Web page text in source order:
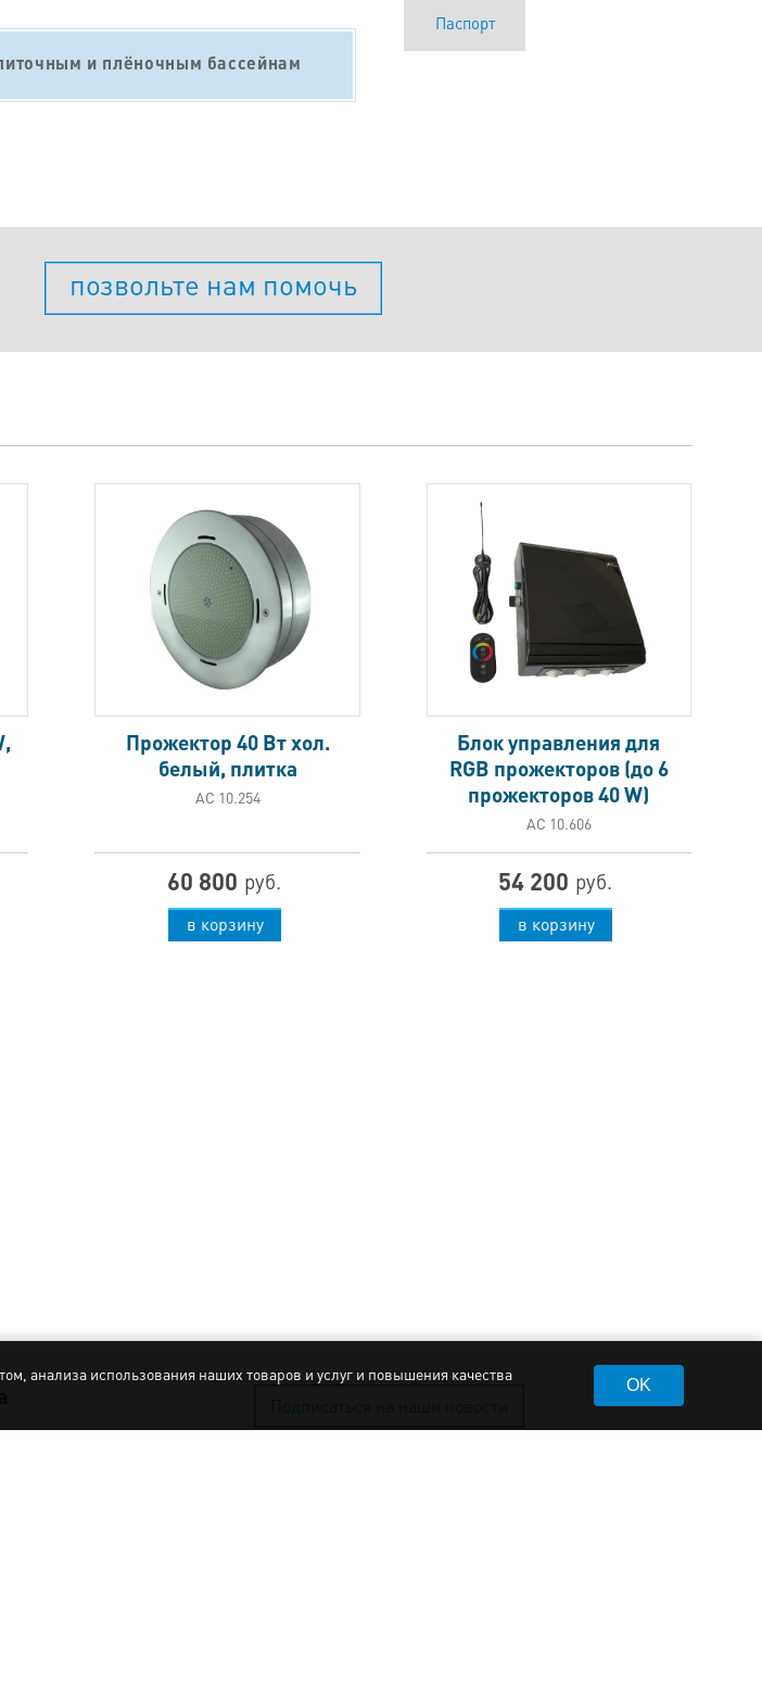
Паспорт
и плёночным бассейнам
позвольте нам помочь
Прожектор 40 Вт хол.
белый, плитка
АС 10.254
60 800 руб.
в корзину
Блок управления для
RGB прожекторов (до 6
прожекторов 40 W)
АС 10.606
54 200 руб.
в корзину
анализа использования наших товаров и услуг и повышения качества
OK